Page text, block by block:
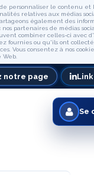
personnaliser le contenu et
relatives aux médias
également des
partenaires de médias
combiner celles-ci avec
fournies ou qu'ils ont
Vous consentez à nos
notre page
Se